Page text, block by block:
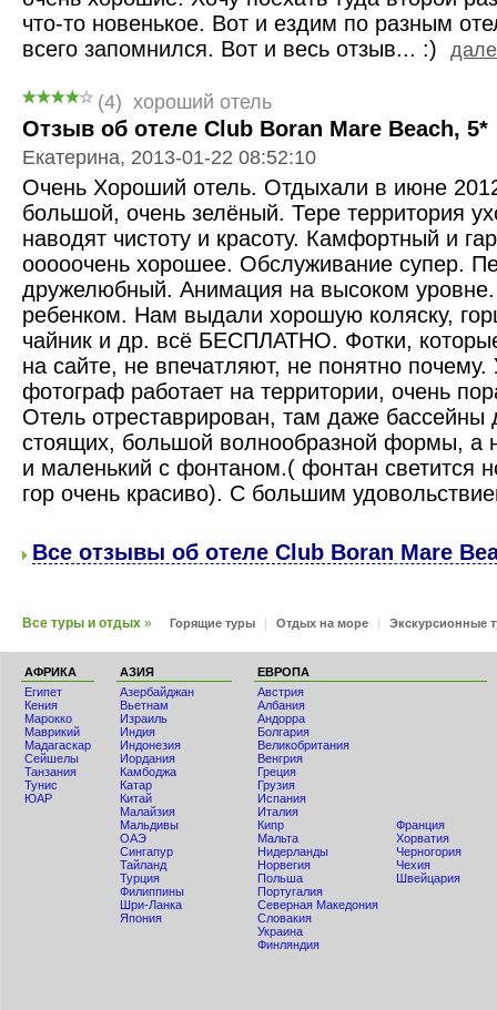
что-то новенькое. Вот и ездим по разным
всего запомнился. Вот и весь отзыв... :)
(4) хороший отель
Отзыв об отеле Club Boran Mare Beach, 5*
Екатерина, 2013-01-22 08:52:10
Очень Хороший отель. Отдыхали в июне
большой, очень зелёный. Тере территория
наводят чистоту и красоту. Камфортный и
ооооочень хорошее. Обслуживание супер.
дружелюбный. Анимация на высоком
ребенком. Нам выдали хорошую коляску,
чайник и др. всё БЕСПЛАТНО. Фотки,
на сайте, не впечатляют, не понятно
фотограф работает на территории, очень
Отель отреставрирован, там даже бассейны
стоящих, большой волнообразной формы, а
и маленький с фонтаном.( фонтан светится
гор очень красиво). С большим
Все отзывы об отеле Club Boran Mare
Все туры и отдых » Горящие туры | Отдых на море | Экскурсионные
АФРИКА
Египет
Кения
Мaрокко
Маврикий
Мадагаскар
Сейшелы
Танзания
Тунис
ЮАР
АЗИЯ
Азербайджан
Вьетнам
Израиль
Индия
Индонезия
Иордания
Камбоджа
Катар
Китай
Малайзия
Мальдивы
ОАЭ
Сингапур
Тайланд
Турция
Филиппины
Шри-Ланка
Япония
ЕВРОПА
Австрия
Албания
Андорра
Болгария
Великобритания
Венгрия
Греция
Грузия
Испания
Италия
Кипр
Мальта
Нидерланды
Норвегия
Польша
Португалия
Северная Македония
Словакия
Украина
Финляндия
Франция
Хорватия
Черногория
Чехия
Швейцария